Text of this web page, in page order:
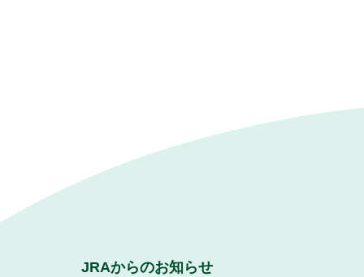
JRAからのお知らせ